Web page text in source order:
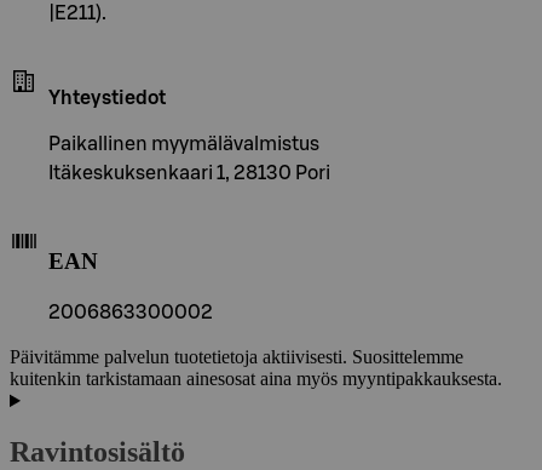
|E211).
Yhteystiedot
Paikallinen myymälävalmistus
Itäkeskuksenkaari 1, 28130 Pori
EAN
2006863300002
Päivitämme palvelun tuotetietoja aktiivisesti. Suosittelemme
kuitenkin tarkistamaan ainesosat aina myös myyntipakkauksesta.
Ravintosisältö